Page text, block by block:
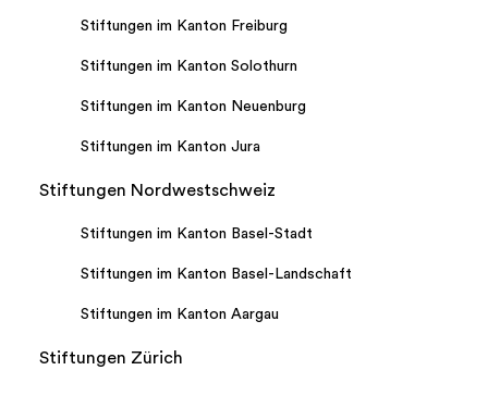
Stiftungen im Kanton Freiburg
Stiftungen im Kanton Solothurn
Stiftungen im Kanton Neuenburg
Stiftungen im Kanton Jura
Stiftungen Nordwestschweiz
Stiftungen im Kanton Basel-Stadt
Stiftungen im Kanton Basel-Landschaft
Stiftungen im Kanton Aargau
Stiftungen Zürich